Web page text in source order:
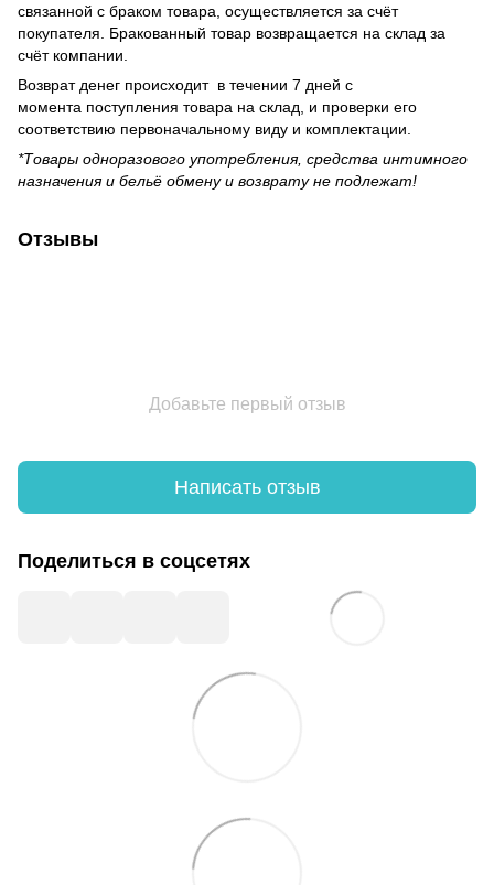
связанной с браком товара, осуществляется за счёт
покупателя. Бракованный товар возвращается на склад за
счёт компании.
Возврат денег происходит в течении 7 дней с
момента поступления товара на склад, и проверки его
соответствию первоначальному виду и комплектации.
*Товары одноразового употребления, средства интимного
назначения и бельё обмену и возврату не подлежат!
Отзывы
Добавьте первый отзыв
Написать отзыв
Поделиться в соцсетях